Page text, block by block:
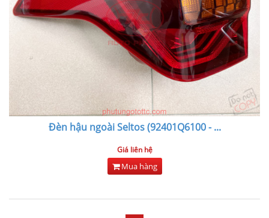
Đèn hậu ngoài Seltos (92401Q6100 -...
Giá liên hệ
Mua hàng